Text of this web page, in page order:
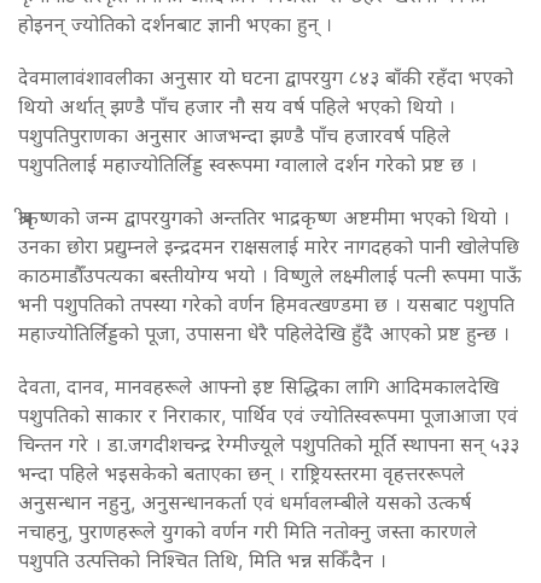
होइनन् ज्योतिको दर्शनबाट ज्ञानी भएका हुन् ।
देवमालावंशावलीका अनुसार यो घटना द्वापरयुग ८४३ बाँकी रहँदा भएको
थियो अर्थात् झण्डै पाँच हजार नौ सय वर्ष पहिले भएको थियो ।
पशुपतिपुराणका अनुसार आजभन्दा झण्डै पाँच हजारवर्ष पहिले
पशुपतिलाई महाज्योतिर्लिड्ड स्वरूपमा ग्वालाले दर्शन गरेको प्रष्ट छ ।
श्रीकृष्णको जन्म द्वापरयुगको अन्ततिर भाद्रकृष्ण अष्टमीमा भएको थियो ।
उनका छोरा प्रद्युम्नले इन्द्रदमन राक्षसलाई मारेर नागदहको पानी खोलेपछि
काठमाडौँउपत्यका बस्तीयोग्य भयो । विष्णुले लक्ष्मीलाई पत्नी रूपमा पाऊँ
भनी पशुपतिको तपस्या गरेको वर्णन हिमवत्खण्डमा छ । यसबाट पशुपति
महाज्योतिर्लिड्डको पूजा, उपासना धेरै पहिलेदेखि हुँदै आएको प्रष्ट हुन्छ ।
देवता, दानव, मानवहरूले आफ्नो इष्ट सिद्धिका लागि आदिमकालदेखि
पशुपतिको साकार र निराकार, पार्थिव एवं ज्योतिस्वरूपमा पूजाआजा एवं
चिन्तन गरे । डा.जगदीशचन्द्र रेग्मीज्यूले पशुपतिको मूर्ति स्थापना सन् ५३३
भन्दा पहिले भइसकेको बताएका छन् । राष्ट्रियस्तरमा वृहत्तररूपले
अनुसन्धान नहुनु, अनुसन्धानकर्ता एवं धर्मावलम्बीले यसको उत्कर्ष
नचाहनु, पुराणहरूले युगको वर्णन गरी मिति नतोक्नु जस्ता कारणले
पशुपति उत्पत्तिको निश्चित तिथि, मिति भन्न सकिँदैन ।